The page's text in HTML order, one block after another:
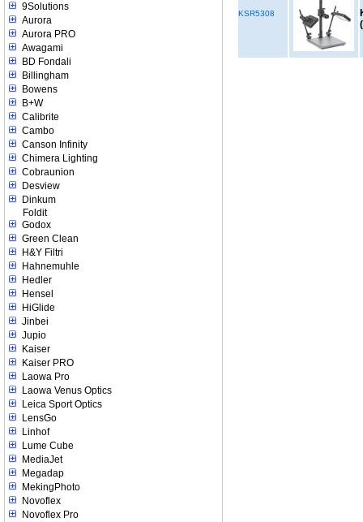
9Solutions
Aurora
Aurora PRO
Awagami
BD Fondali
Billingham
Bowens
B+W
Calibrite
Cambo
Canson Infinity
Chimera Lighting
Cobraunion
Desview
Dinkum
Foldit
Godox
Green Clean
H&Y Filtri
Hahnemuhle
Hedler
Hensel
HiGlide
Jinbei
Jupio
Kaiser
Kaiser PRO
Laowa Pro
Laowa Venus Optics
Leica Sport Optics
LensGo
Linhof
Lume Cube
MediaJet
Megadap
MekingPhoto
Novoflex
Novoflex Pro
KSR5308